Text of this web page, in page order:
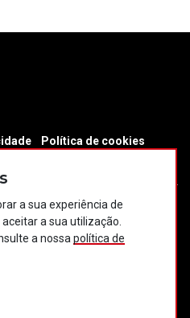
Política de cookies
os direitos reservados.
a sua experiência de
a sua utilização.
a nossa política de